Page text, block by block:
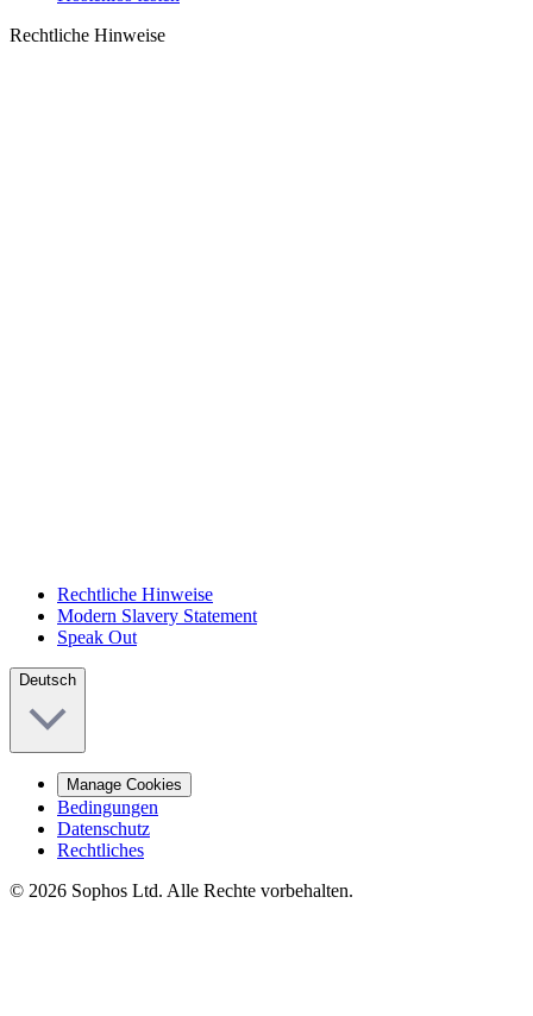
Rechtliche Hinweise
Rechtliche Hinweise
Modern Slavery Statement
Speak Out
Deutsch
Manage Cookies
Bedingungen
Datenschutz
Rechtliches
© 2026 Sophos Ltd. Alle Rechte vorbehalten.